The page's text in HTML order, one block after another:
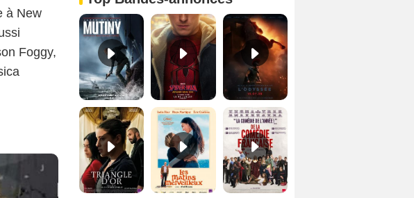
à New
Foggy,
Mutiny Bande-annonce VO STFR Spider-Man: Brand New Day Bande-annonce VO STFR
Le Triangle d'or Bande-annonce VF De la Comédie-Française Teaser VF